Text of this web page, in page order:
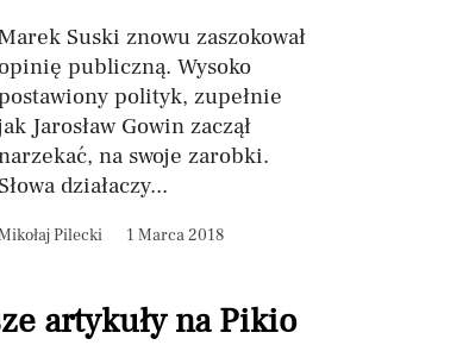
Suski znowu zaszokował
opinię publiczną. Wysoko
polityk, zupełnie
Jarosław Gowin zaczął
na swoje zarobki.
Słowa działaczy...
Pilecki 1 Marca 2018
artykuły na Pikio